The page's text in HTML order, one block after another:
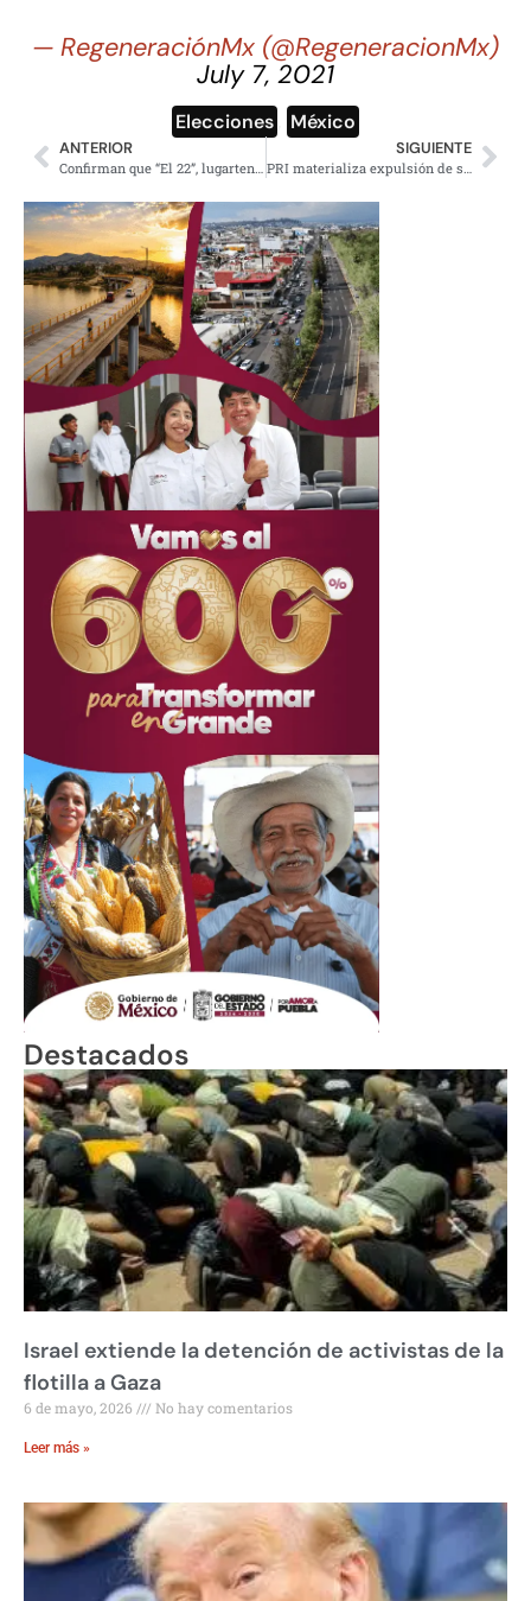
— RegeneraciónMx (@RegeneracionMx)
July 7, 2021
Elecciones México
ANTERIOR SIGUIENTE
Destacados
Israel extiende la detención de activistas de la
flotilla a Gaza
6 de mayo, 2026 No hay comentarios
Leer más »